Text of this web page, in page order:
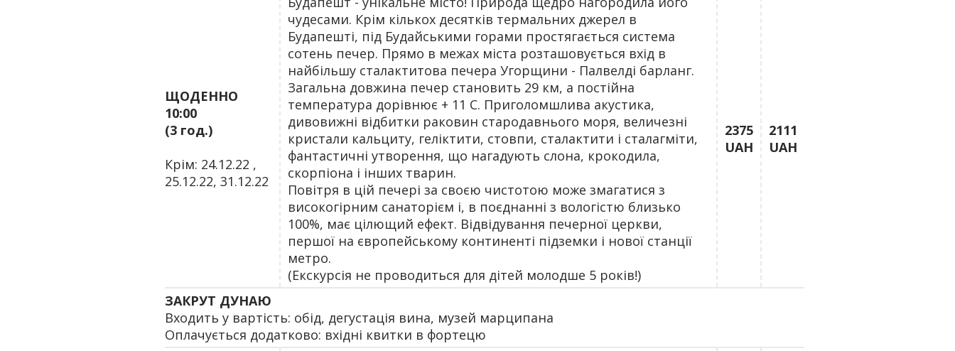
ЩОДЕННО
10:00
(3 год.)
Крім: 24.12.22 ,
25.12.22, 31.12.22
чудесами. Крім кількох десятків термальних джерел в
Будапешті, під Будайськими горами простягається система
сотень печер. Прямо в межах міста розташовується вхід в
найбільшу сталактитова печера Угорщини - Палвелді барланг.
Загальна довжина печер становить 29 км, а постійна
температура дорівнює + 11 C. Приголомшлива акустика,
дивовижні відбитки раковин стародавнього моря, величезні
кристали кальциту, геліктити, стовпи, сталактити і сталагміти,
фантастичні утворення, що нагадують слона, крокодила,
скорпіона і інших тварин.
Повітря в цій печері за своєю чистотою може змагатися з
високогірним санаторієм і, в поєднанні з вологістю близько
100%, має цілющий ефект. Відвідування печерної церкви,
першої на європейському континенті підземки і нової станції
метро.
(Екскурсія не проводиться для дітей молодше 5 років!)
2375
UAH
2111
UAH
ЗАКРУТ ДУНАЮ
Входить у вартість: обід, дегустація вина, музей марципана
Оплачується додатково: вхідні квитки в фортецю